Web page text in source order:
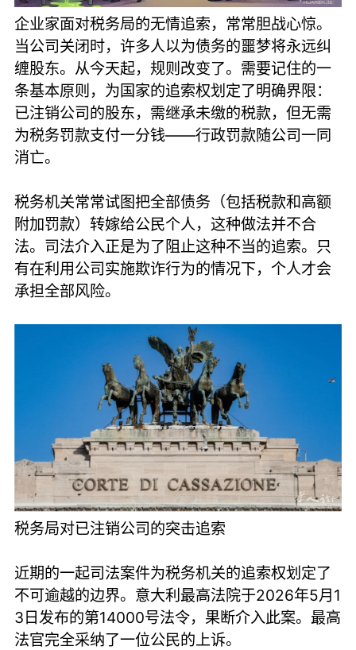
企业家面对税务局的无情追索，常常胆战心惊。
当公司关闭时，许多人以为债务的噩梦将永远纠
缠股东。从今天起，规则改变了。需要记住的一
条基本原则，为国家的追索权划定了明确界限：
已注销公司的股东，需继承未缴的税款，但无需
为税务罚款支付一分钱——行政罚款随公司一同
消亡。
税务机关常常试图把全部债务（包括税款和高额
附加罚款）转嫁给公民个人，这种做法并不合
法。司法介入正是为了阻止这种不当的追索。只
有在利用公司实施欺诈行为的情况下，个人才会
承担全部风险。
税务局对已注销公司的突击追索
近期的一起司法案件为税务机关的追索权划定了
不可逾越的边界。意大利最高法院于2026年5月1
3日发布的第14000号法令，果断介入此案。最高
法官完全采纳了一位公民的上诉。